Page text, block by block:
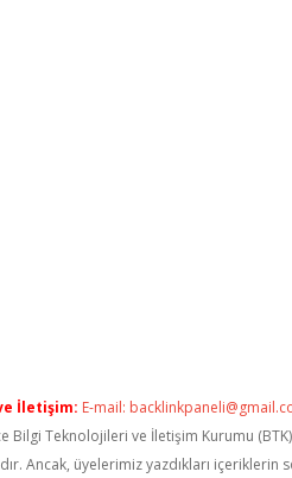
İletişim: E-mail:
Bilgi Teknolojileri ve İletişim Kurumu
Ancak, üyelerimiz yazdıkları